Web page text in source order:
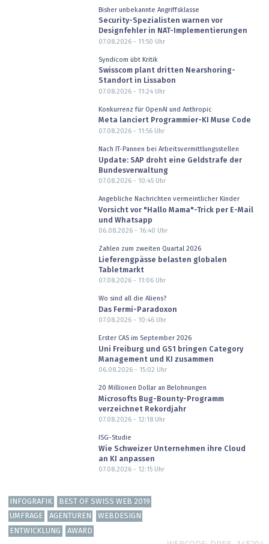
Bisher unbekannte Angriffsklasse
Security-Spezialisten warnen vor
Designfehler in NAT-Implementierungen
07.08.2026 - 11:50 Uhr
Syndicom übt Kritik
Swisscom plant dritten Nearshoring-
Standort in Lissabon
07.08.2026 - 11:24Uhr
Konkurrenz für OpenAI und Anthropic
Meta lanciert Programmier-KI Muse Code
07.08.2026 - 11:56Uhr
Nach IT-Pannen bei Arbeitsvermittlungsstellen
Update: SAP droht eine Geldstrafe der
Bundesverwaltung
07.08.2026 - 10:45Uhr
Angebliche Nachrichten vermeintlicher Kinder
Vorsicht vor "Hallo Mama"-Trick per E-Mail
und Whatsapp
06.08.2026 - 16:40 Uhr
Zahlen zum zweiten Quartal 2026
Lieferengpässe belasten globalen
Tabletmarkt
07.08.2026 - 11:06Uhr
Wo sind all die Aliens?
Das Fermi-Paradoxon
07.08.2026 - 10:46Uhr
Erster CAS im September 2026
Uni Freiburg und GS1 bringen Category
Management und KI zusammen
06.08.2026 - 15:02 Uhr
20 Millionen Dollar an Belohnungen
Microsofts Bug-Bounty-Programm
verzeichnet Rekordjahr
07.08.2026 - 12:18Uhr
ISG-Studie
Wie Schweizer Unternehmen ihre Cloud
an KI anpassen
07.08.2026 - 12:15Uhr
INFOGRAFIK
BEST OF SWISS WEB 2019
UMFRAGE
AGENTUREN
WEBDESIGN
ENTWICKLUNG
AWARD